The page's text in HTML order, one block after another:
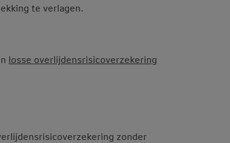
te verlagen.
losse overlijdensrisicoverzekering
zonder